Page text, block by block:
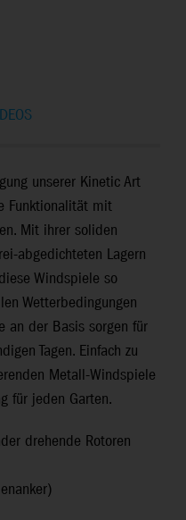
unserer Kinetic Art
Funktionalität mit
Mit ihrer soliden
abgedichteten Lagern
Windspiele so
Wetterbedingungen
an der Basis sorgen für
Tagen. Einfach zu
Metall-Windspiele
für jeden Garten.
drehende Rotoren